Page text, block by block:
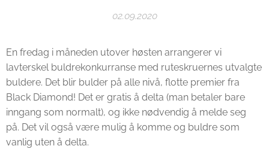
02.09.2020
En fredag i måneden utover høsten arrangerer vi
lavterskel buldrekonkurranse med ruteskruernes utvalgte
buldere. Det blir bulder på alle nivå, flotte premier fra
Black Diamond! Det er gratis å delta (man betaler bare
inngang som normalt), og ikke nødvendig å melde seg
på. Det vil også være mulig å komme og buldre som
vanlig uten å delta.